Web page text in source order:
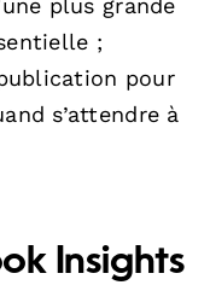
;
pour
s’attendre à
Insights